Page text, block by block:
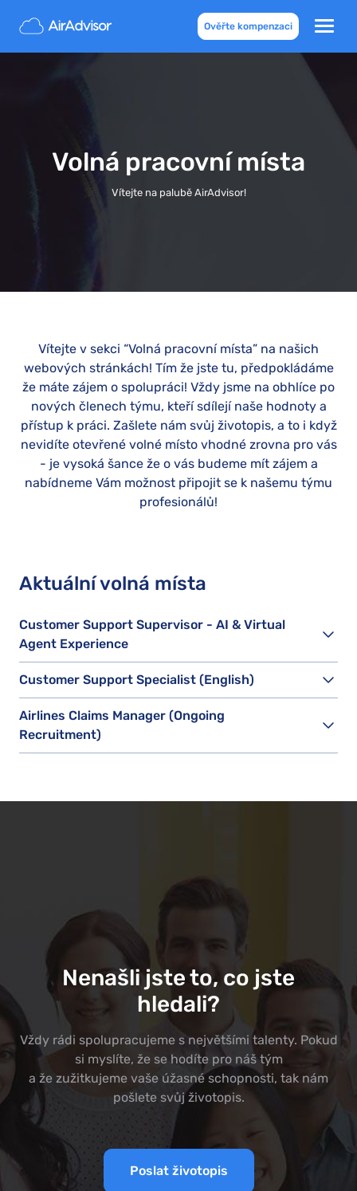
Ověřte kompenzaci
Volná pracovní místa
Vítejte na palubě AirAdvisor!
Vítejte v sekci “Volná pracovní místa” na našich
webových stránkách! Tím že jste tu, předpokládáme
že máte zájem o spolupráci! Vždy jsme na obhlíce po
nových členech týmu, kteří sdílejí naše hodnoty a
přístup k práci. Zašlete nám svůj životopis, a to i když
nevidíte otevřené volné místo vhodné zrovna pro vás
- je vysoká šance že o vás budeme mít zájem a
nabídneme Vám možnost připojit se k našemu týmu
profesionálů!
Aktuální volná místa
Customer Support Supervisor - AI & Virtual
Agent Experience
Customer Support Specialist (English)
Airlines Claims Manager (Ongoing
Recruitment)
Nenašli jste to, co jste
hledali?
Vždy rádi spolupracujeme s největšími talenty. Pokud
si myslíte, že se hodíte pro náš tým
a že zužitkujeme vaše úžasné schopnosti, tak nám
pošlete svůj životopis.
Poslat životopis